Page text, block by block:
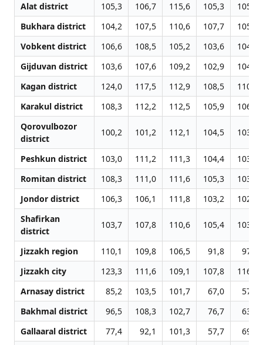
Alat district
105,3 106,7 115,6 105,3
105,5
Bukhara district
104,2 107,5 110,6 107,7
105,4
Vobkent district
106,6 108,5 105,2 103,6
104,8
Gijduvan district
103,6 107,6 109,2 102,9
104,4
Kagan district
124,0 117,5 112,9 108,5
110,9
Karakul district
108,3 112,2 112,5 105,9
106,0
Qorovulbozor
district
100,2 101,2 112,1 104,5 103,4
Peshkun district 103,0 111,2 111,3 104,4
103,6
Romitan district
108,3 111,0 111,6 105,3
103,5
Jondor district
106,3 106,1 111,8 103,2
102,3
Shafirkan
district
103,7 107,8 110,6 105,4 103,9
Jizzakh region 110,1 109,8 106,5 91,8
97,7
Jizzakh city
123,3 111,6 109,1 107,8
116,2
Arnasay district
85,2 103,5 101,7 67,0
57,4
Bakhmal district
96,5 108,3 102,7 76,7
63,4
Gallaaral district
77,4 92,1 101,3 57,7
69,3